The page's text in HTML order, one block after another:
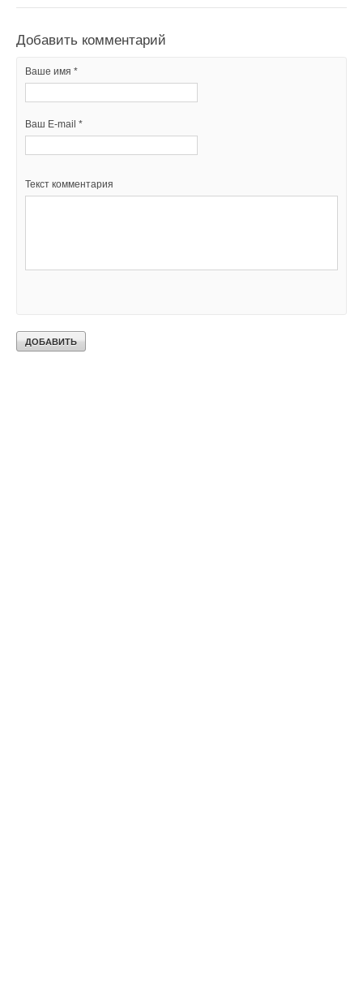
Добавить комментарий
Ваше имя *
Ваш E-mail *
Текст комментария